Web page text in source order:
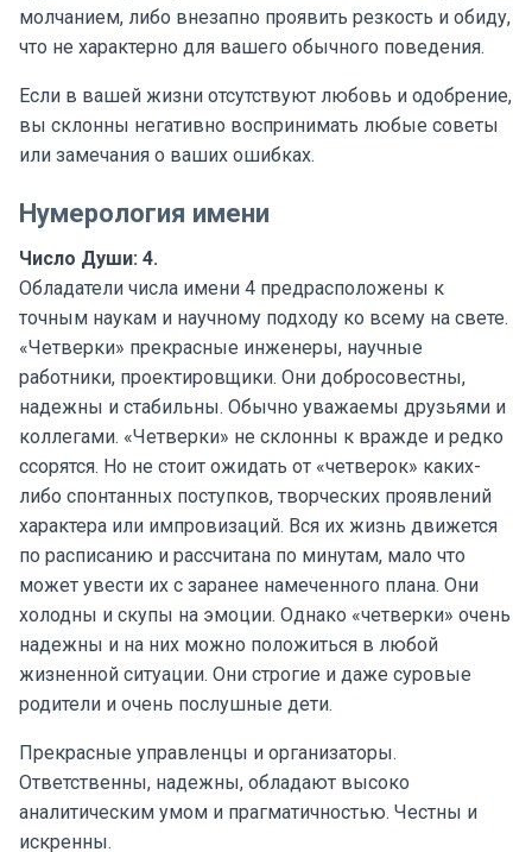
молчанием, либо внезапно проявить резкость и обиду,
что не характерно для вашего обычного поведения.
Если в вашей жизни отсутствуют любовь и одобрение,
вы склонны негативно воспринимать любые советы
или замечания о ваших ошибках.
Нумерология имени
Число Души: 4.
Обладатели числа имени 4 предрасположены к
точным наукам и научному подходу ко всему на свете.
«Четверки» прекрасные инженеры, научные
работники, проектировщики. Они добросовестны,
надежны и стабильны. Обычно уважаемы друзьями и
коллегами. «Четверки» не склонны к вражде и редко
ссорятся. Но не стоит ожидать от «четверок» каких-
либо спонтанных поступков, творческих проявлений
характера или импровизаций. Вся их жизнь движется
по расписанию и рассчитана по минутам, мало что
может увести их с заранее намеченного плана. Они
холодны и скупы на эмоции. Однако «четверки» очень
надежны и на них можно положиться в любой
жизненной ситуации. Они строгие и даже суровые
родители и очень послушные дети.
Прекрасные управленцы и организаторы.
Ответственны, надежны, обладают высоко
аналитическим умом и прагматичностью. Честны и
искренны.